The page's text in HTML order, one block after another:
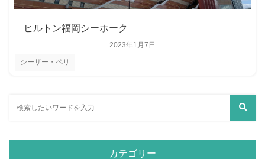
シーザー・ペリ
2023年1月7日
ヒルトン福岡シーホーク
カテゴリー